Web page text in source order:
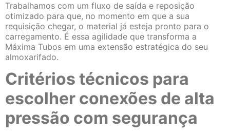
Trabalhamos com um fluxo de saída e reposição
otimizado para que, no momento em que a sua
requisição chegar, o material já esteja pronto para o
carregamento. É essa agilidade que transforma a
Máxima Tubos em uma extensão estratégica do seu
almoxarifado.
Critérios técnicos para
escolher conexões de alta
pressão com segurança